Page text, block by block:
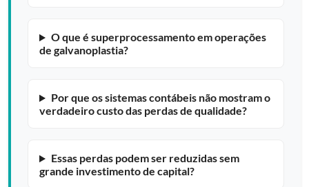
O que é superprocessamento em operações
de galvanoplastia?
Por que os sistemas contábeis não mostram o
verdadeiro custo das perdas de qualidade?
Essas perdas podem ser reduzidas sem
grande investimento de capital?